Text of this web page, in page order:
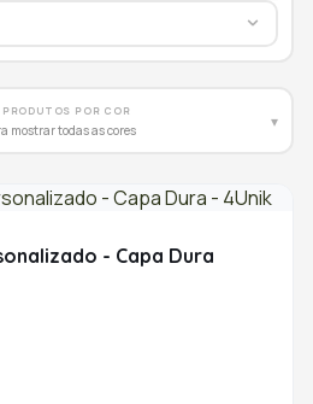
POR COR
mostrar todas as cores ▾
- Capa Dura